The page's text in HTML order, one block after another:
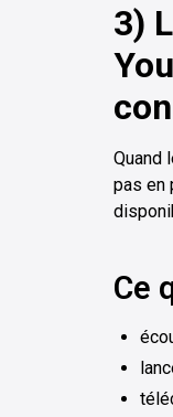
3)
Quand
pas en
Ce